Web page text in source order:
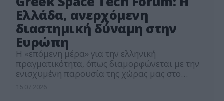
Ελλάδα, ανερχόμενη
διαστημική δύναμη στην
Ευρώπη
Η «επόμενη μέρα» για την ελληνική
πραγματικότητα, όπως διαμορφώνεται με την
ενισχυμένη παρουσία της χώρας μας στο